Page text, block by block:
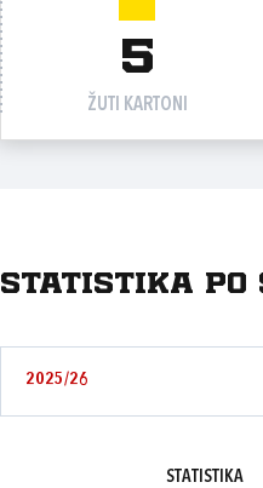
5
ŽUTI KARTONI
Statistika po
2025/26
STATISTIKA